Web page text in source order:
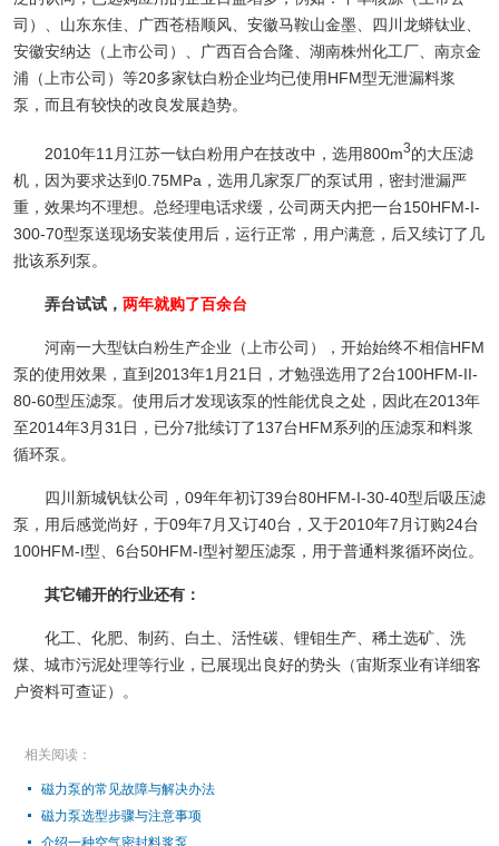
司）、山东东佳、广西苍梧顺风、安徽马鞍山金墨、四川龙蟒钛业、
安徽安纳达（上市公司）、广西百合合隆、湖南株州化工厂、南京金
浦（上市公司）等20多家钛白粉企业均已使用HFM型无泄漏料浆
泵，而且有较快的改良发展趋势。
2010年11月江苏一钛白粉用户在技改中，选用800m3的大压滤
机，因为要求达到0.75MPa，选用几家泵厂的泵试用，密封泄漏严
重，效果均不理想。总经理电话求缓，公司两天内把一台150HFM-I-
300-70型泵送现场安装使用后，运行正常，用户满意，后又续订了几
批该系列泵。
弄台试试， 两年就购了百余台
河南一大型钛白粉生产企业（上市公司），开始始终不相信HFM
泵的使用效果，直到2013年1月21日，才勉强选用了2台100HFM-II-
80-60型压滤泵。使用后才发现该泵的性能优良之处，因此在2013年
至2014年3月31日，已分7批续订了137台HFM系列的压滤泵和料浆
循环泵。
四川新城钒钛公司，09年年初订39台80HFM-I-30-40型后吸压滤
泵，用后感觉尚好，于09年7月又订40台，又于2010年7月订购24台
100HFM-I型、6台50HFM-I型衬塑压滤泵，用于普通料浆循环岗位。
其它铺开的行业还有：
化工、化肥、制药、白土、活性碳、锂钼生产、稀土选矿、洗
煤、城市污泥处理等行业，已展现出良好的势头（宙斯泵业有详细客
户资料可查证）。
相关阅读：
磁力泵的常见故障与解决办法
磁力泵选型步骤与注意事项
介绍一种空气密封料浆泵